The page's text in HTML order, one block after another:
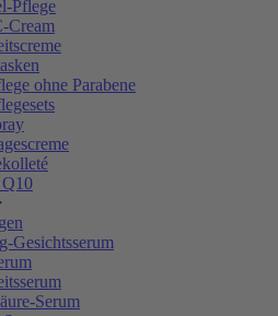
Pflege
Cream
ohne Parabene
Gesichtsserum
Serum